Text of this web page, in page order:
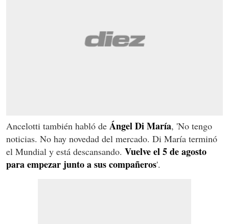
Ancelotti también habló de Ángel Di María, 'No tengo
noticias. No hay novedad del mercado. Di María terminó
el Mundial y está descansando. Vuelve el 5 de agosto
para empezar junto a sus compañeros'.